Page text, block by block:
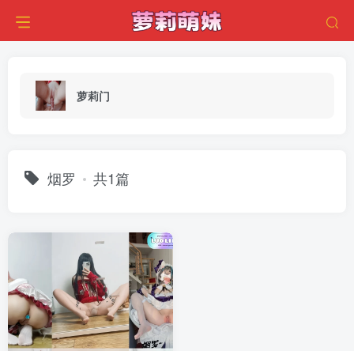
萝莉门
烟罗 共1篇